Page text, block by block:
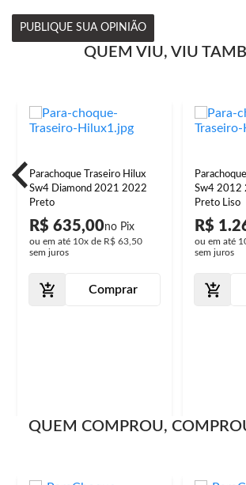
PUBLIQUE SUA OPINIÃO
QUEM VIU, VIU
Parachoque Traseiro Hilux
Sw4 Diamond 2021 2022
Preto
R$ 635,00
ou em até 10x de R$ 63,50
sem juros
Comprar
Sw4 2012
Preto Liso
R$
ou em até
sem juros
QUEM COMPROU,